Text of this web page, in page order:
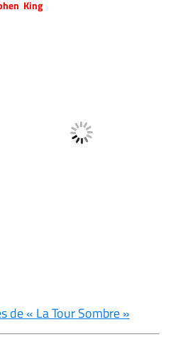
King
de « La Tour Sombre »